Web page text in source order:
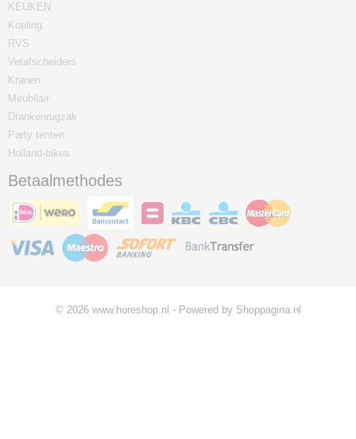
KEUKEN
Koeling
RVS
Vetafscheiders
Kranen
Meubilair
Drankenrugzak
Party tenten
Holland-bikes
Betaalmethodes
© 2026 www.horeshop.nl - Powered by Shoppagina.nl